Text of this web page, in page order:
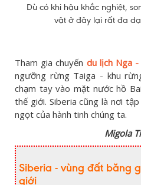
Dù có khi hậu khắc nghiệt,
vật ở đây lại rất đa
Tham gia chuyến du lịch Nga -
ngưỡng rừng Taiga - khu
chạm tay vào mặt nước hồ
thế giới. Siberia cũng là nơi
ngọt của hành tinh chúng ta.
Migola
Siberia - vùng đất băng
giới